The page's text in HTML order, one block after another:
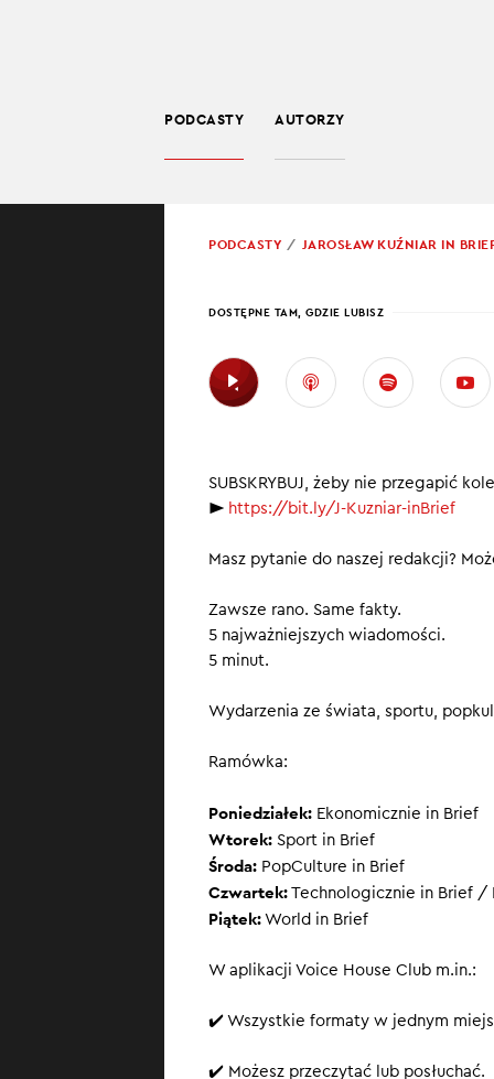
PODCASTY AUTORZY
PROWADZĄCY:
Polki
FIFA i
PODCASTY
JAROSŁAW KUŹNIAR IN
DOSTĘPNE TAM, GDZIE LUBISZ
SUBSKRYBUJ, żeby nie przegapić
► https://bit.ly/J-Kuzniar-inBrief
Masz pytanie do naszej redakcji?
Zawsze rano. Same fakty.
5 najważniejszych wiadomości.
5 minut.
Wydarzenia ze świata, sportu,
Ramówka:
Poniedziałek: Ekonomicznie in Brief
Wtorek: Sport in Brief
Środa: PopCulture in Brief
Czwartek: Technologicznie in Brief /
Piątek: World in Brief
W aplikacji Voice House Club m.in.:
✔️ Wszystkie formaty w jednym
✔️ Możesz przeczytać lub posłuchać.